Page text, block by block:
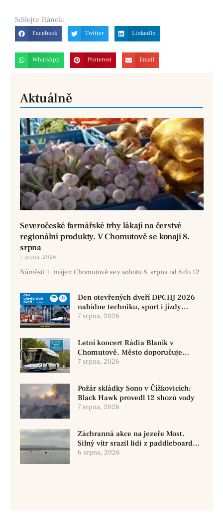
Sdílejte článek:
Facebook Twitter LinkedIn
WhatsApp Pinterest Email
Aktuálně
Severočeské farmářské trhy lákají na čerstvé
regionální produkty. V Chomutově se konají 8.
srpna
7 srpna, 2026
Náměstí 1. máje v Chomutově se v sobotu 8. srpna od 8 do 12
Den otevřených dveří DPCHJ 2026
nabídne techniku, sport i jízdy
historickými vozy
7 srpna, 2026
Letní koncert Rádia Blaník v
Chomutově. Město doporučuje
využít MHD
7 srpna, 2026
Požár skládky Sono v Čížkovicích:
Black Hawk provedl 12 shozů vody
7 srpna, 2026
Záchranná akce na jezeře Most.
Silný vítr srazil lidi z paddleboardů,
dvě osoby se pohřešují
6 srpna, 2026